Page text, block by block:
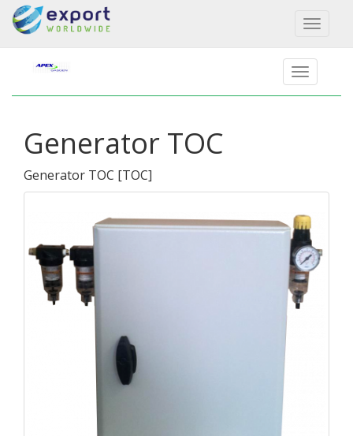
Toggle
Generator TOC
Generator TOC [TOC]